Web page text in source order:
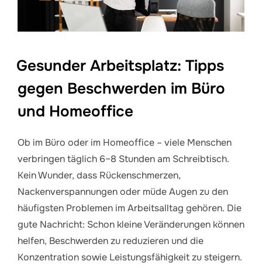
Gesunder Arbeitsplatz: Tipps
gegen Beschwerden im Büro
und Homeoffice
Ob im Büro oder im Homeoffice – viele Menschen
verbringen täglich 6–8 Stunden am Schreibtisch.
Kein Wunder, dass Rückenschmerzen,
Nackenverspannungen oder müde Augen zu den
häufigsten Problemen im Arbeitsalltag gehören. Die
gute Nachricht: Schon kleine Veränderungen können
helfen, Beschwerden zu reduzieren und die
Konzentration sowie Leistungsfähigkeit zu steigern.